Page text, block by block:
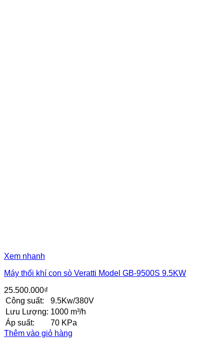
Xem nhanh
Máy thổi khí con sò Veratti Model GB-9500S 9.5KW
25.500.000₫
Công suất:
9.5Kw/380V
Lưu Lượng: 1000 m³/h
Áp suất:
70 KPa
Thêm vào giỏ hàng